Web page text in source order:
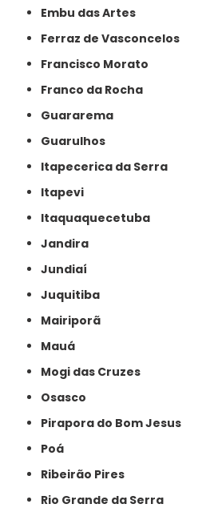
Embu das Artes
Ferraz de Vasconcelos
Francisco Morato
Franco da Rocha
Guararema
Guarulhos
Itapecerica da Serra
Itapevi
Itaquaquecetuba
Jandira
Jundiaí
Juquitiba
Mairiporã
Mauá
Mogi das Cruzes
Osasco
Pirapora do Bom Jesus
Poá
Ribeirão Pires
Rio Grande da Serra